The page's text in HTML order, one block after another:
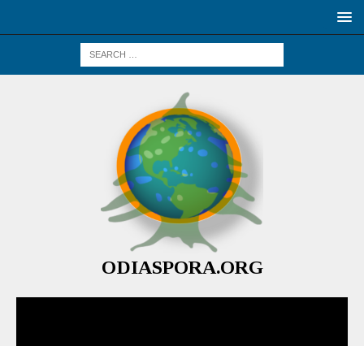
ODIASPORA.ORG